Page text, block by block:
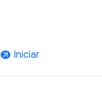
arrow_outward Iniciar